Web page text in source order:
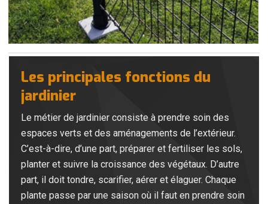
Les principales fonctions du
jardinier
Le métier de jardinier consiste à prendre soin des
espaces verts et des aménagements de l’extérieur.
C’est-à-dire, d’une part, préparer et fertiliser les sols,
planter et suivre la croissance des végétaux. D’autre
part, il doit tondre, scarifier, aérer et élaguer. Chaque
plante passe par une saison où il faut en prendre soin